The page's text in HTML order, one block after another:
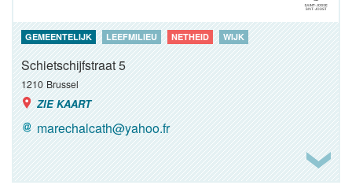
GEMEENTELIJK LEEFMILIEU NETHEID WIJK
Schietschijfstraat 5
1210 Brussel
ZIE KAART
marechalcath@yahoo.fr